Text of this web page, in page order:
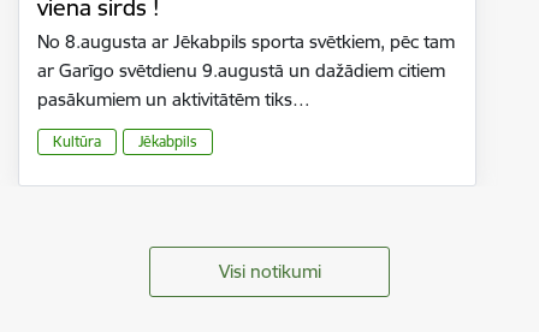
viena sirds !
No 8.augusta ar Jēkabpils sporta svētkiem, pēc tam
ar Garīgo svētdienu 9.augustā un dažādiem citiem
pasākumiem un aktivitātēm tiks…
Kultūra Jēkabpils
Visi notikumi